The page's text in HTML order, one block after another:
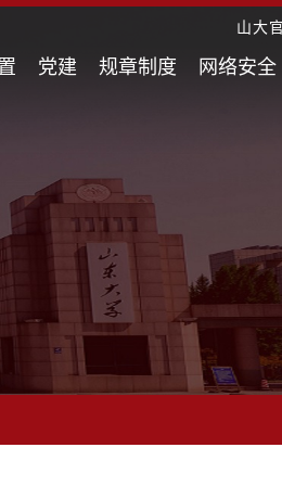
山大
党建 规章制度 网络安全